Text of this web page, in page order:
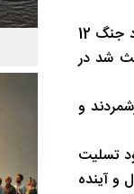
ایشان با اشاره به 40 مدال رنگارنگ از جمله 11 مدال طلای دانش‌آموزان ایرانی در رقابت‌های جهانیِ 2 ماه اخیر گفتند: دانش‌آموزان ما با وجود جنگ 12
شد در
و
و از عمق وجود تسلیت
اتحاد و یکپارچگی ملت ایران در جنگ 12 روزه و حال و آینده